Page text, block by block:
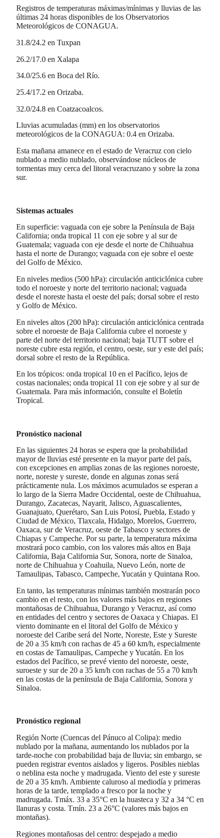
Registros de temperaturas máximas/mínimas y lluvias de las
últimas 24 horas disponibles de los Observatorios
Meteorológicos de CONAGUA.
31.8/24.2 en Tuxpan
26.2/17.0 en Xalapa
34.0/25.6 en Boca del Río.
25.4/17.2 en Orizaba.
32.0/24.8 en Coatzacoalcos.
Lluvias acumuladas (mm) en los observatorios
meteorológicos de la CONAGUA: 0.4 en Orizaba.
Esta mañana amanece en el estado de Veracruz con cielo
nublado a medio nublado, observándose núcleos de
tormentas muy cerca del litoral veracruzano y sobre la zona
sur.
Sistemas actuales
En superficie: vaguada con eje sobre la Península de Baja
California; onda tropical 11 con eje sobre y al sur de
Guatemala; vaguada con eje desde el norte de Chihuahua
hasta el norte de Durango; vaguada con eje sobre el oeste
del Golfo de México.
En niveles medios (500 hPa): circulación anticiclónica cubre
todo el noroeste y norte del territorio nacional; vaguada
desde el noreste hasta el oeste del país; dorsal sobre el resto
y Golfo de México.
En niveles altos (200 hPa): circulación anticiclónica centrada
sobre el noroeste de Baja California cubre el noroeste y
parte del norte del territorio nacional; baja TUTT sobre el
noreste cubre esta región, el centro, oeste, sur y este del país;
dorsal sobre el resto de la República.
En los trópicos: onda tropical 10 en el Pacífico, lejos de
costas nacionales; onda tropical 11 con eje sobre y al sur de
Guatemala. Para más información, consulte el Boletín
Tropical.
Pronóstico nacional
En las siguientes 24 horas se espera que la probabilidad
mayor de lluvias esté presente en la mayor parte del país,
con excepciones en amplias zonas de las regiones noroeste,
norte, noreste y sureste, donde en algunas zonas será
prácticamente nula. Los máximos acumulados se esperan a
lo largo de la Sierra Madre Occidental, oeste de Chihuahua,
Durango, Zacatecas, Nayarit, Jalisco, Aguascalientes,
Guanajuato, Querétaro, San Luis Potosí, Puebla, Estado y
Ciudad de México, Tlaxcala, Hidalgo, Morelos, Guerrero,
Oaxaca, sur de Veracruz, oeste de Tabasco y sectores de
Chiapas y Campeche. Por su parte, la temperatura máxima
mostrará poco cambio, con los valores más altos en Baja
California, Baja California Sur, Sonora, norte de Sinaloa,
norte de Chihuahua y Coahuila, Nuevo León, norte de
Tamaulipas, Tabasco, Campeche, Yucatán y Quintana Roo.
En tanto, las temperaturas mínimas también mostrarán poco
cambio en el resto, con los valores más bajos en regiones
montañosas de Chihuahua, Durango y Veracruz, así como
en entidades del centro y sectores de Oaxaca y Chiapas. El
viento dominante en el litoral del Golfo de México y
noroeste del Caribe será del Norte, Noreste, Este y Sureste
de 20 a 35 km/h con rachas de 45 a 60 km/h, especialmente
en costas de Tamaulipas, Campeche y Yucatán. En los
estados del Pacífico, se prevé viento del noroeste, oeste,
suroeste y sur de 20 a 35 km/h con rachas de 55 a 70 km/h
en las costas de la península de Baja California, Sonora y
Sinaloa.
Pronóstico regional
Región Norte (Cuencas del Pánuco al Colipa): medio
nublado por la mañana, aumentando los nublados por la
tarde-noche con probabilidad baja de lluvia; sin embargo, se
pueden registrar eventos aislados y ligeros. Posibles nieblas
o neblina esta noche y madrugada. Viento del este y sureste
de 20 a 35 km/h. Ambiente caluroso al mediodía y primeras
horas de la tarde, templado a fresco por la noche y
madrugada. Tmáx. 33 a 35°C en la huasteca y 32 a 34 °C en
llanuras y costa. Tmín. 23 a 26°C (valores más bajos en
montañas).
Regiones montañosas del centro: despejado a medio